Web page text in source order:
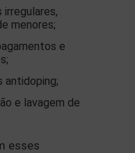
menores;
e
antidoping;
e lavagem de
esses